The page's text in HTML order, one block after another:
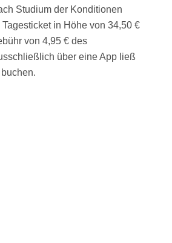
Studium der Konditionen
in Höhe von 34,50 €
von 4,95 € des
über eine App ließ